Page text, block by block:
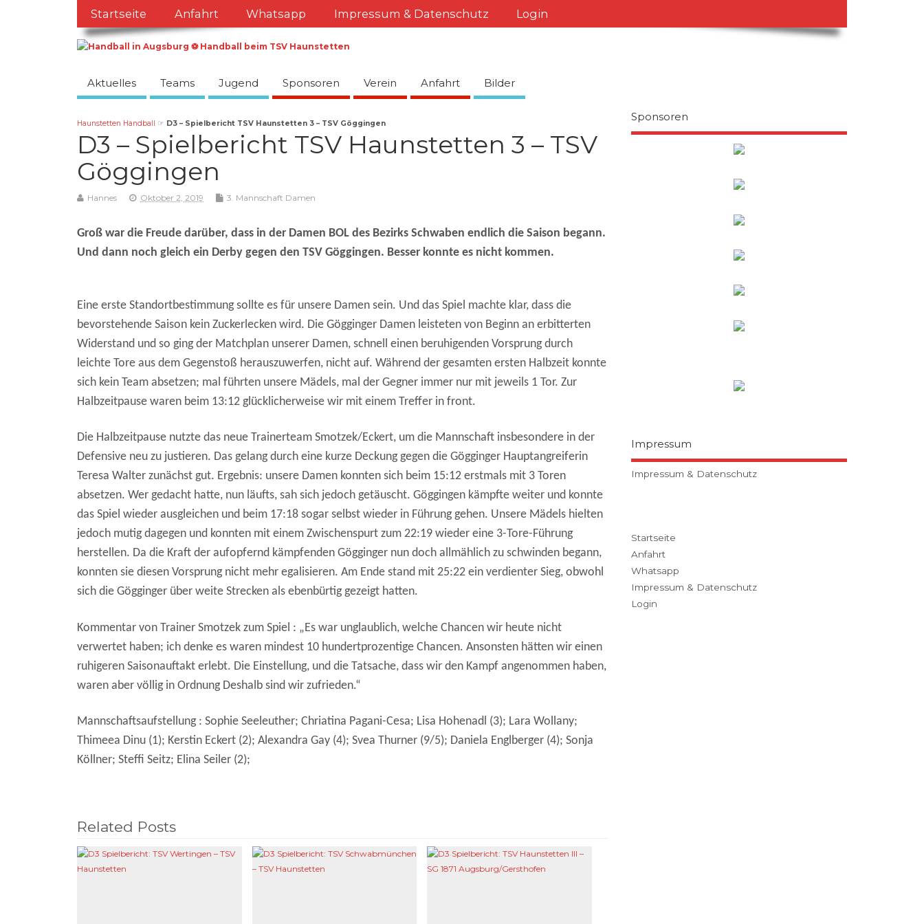
Startseite Anfahrt Whatsapp Impressum & Datenschutz Login
Aktuelles Teams Jugend Sponsoren Verein Anfahrt Bilder
Haunstetten Handball ☞ D3 – Spielbericht TSV Haunstetten 3 – TSV Göggingen
D3 – Spielbericht TSV Haunstetten 3 – TSV
Göggingen
Hannes Oktober 2, 2019 3. Mannschaft Damen
Groß war die Freude darüber, dass in der Damen BOL des Bezirks Schwaben endlich die Saison begann.
Und dann noch gleich ein Derby gegen den TSV Göggingen. Besser konnte es nicht kommen.
Eine erste Standortbestimmung sollte es für unsere Damen sein. Und das Spiel machte klar, dass die
bevorstehende Saison kein Zuckerlecken wird. Die Gögginger Damen leisteten von Beginn an erbitterten
Widerstand und so ging der Matchplan unserer Damen, schnell einen beruhigenden Vorsprung durch
leichte Tore aus dem Gegenstoß herauszuwerfen, nicht auf. Während der gesamten ersten Halbzeit konnte
sich kein Team absetzen; mal führten unsere Mädels, mal der Gegner immer nur mit jeweils 1 Tor. Zur
Halbzeitpause waren beim 13:12 glücklicherweise wir mit einem Treffer in front.
Die Halbzeitpause nutzte das neue Trainerteam Smotzek/Eckert, um die Mannschaft insbesondere in der
Defensive neu zu justieren. Das gelang durch eine kurze Deckung gegen die Gögginger Hauptangreiferin
Teresa Walter zunächst gut. Ergebnis: unsere Damen konnten sich beim 15:12 erstmals mit 3 Toren
absetzen. Wer gedacht hatte, nun läufts, sah sich jedoch getäuscht. Göggingen kämpfte weiter und konnte
das Spiel wieder ausgleichen und beim 17:18 sogar selbst wieder in Führung gehen. Unsere Mädels hielten
jedoch mutig dagegen und konnten mit einem Zwischenspurt zum 22:19 wieder eine 3-Tore-Führung
herstellen. Da die Kraft der aufopfernd kämpfenden Gögginger nun doch allmählich zu schwinden begann,
konnten sie diesen Vorsprung nicht mehr egalisieren. Am Ende stand mit 25:22 ein verdienter Sieg, obwohl
sich die Gögginger über weite Strecken als ebenbürtig gezeigt hatten.
Kommentar von Trainer Smotzek zum Spiel : „Es war unglaublich, welche Chancen wir heute nicht
verwertet haben; ich denke es waren mindest 10 hundertprozentige Chancen. Ansonsten hätten wir einen
ruhigeren Saisonauftakt erlebt. Die Einstellung, und die Tatsache, dass wir den Kampf angenommen haben,
waren aber völlig in Ordnung Deshalb sind wir zufrieden.“
Mannschaftsaufstellung : Sophie Seeleuther; Chriatina Pagani-Cesa; Lisa Hohenadl (3); Lara Wollany;
Thimeea Dinu (1); Kerstin Eckert (2); Alexandra Gay (4); Svea Thurner (9/5); Daniela Englberger (4); Sonja
Köllner; Steffi Seitz; Elina Seiler (2);
Related Posts
Sponsoren
Impressum
Impressum & Datenschutz
Startseite
Anfahrt
Whatsapp
Impressum & Datenschutz
Login